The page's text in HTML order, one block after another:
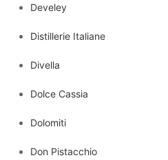
Develey
Distillerie Italiane
Divella
Dolce Cassia
Dolomiti
Don Pistacchio